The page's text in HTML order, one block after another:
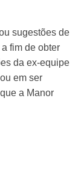
sugestões de
fim de obter
da ex-equipe
em ser
a Manor